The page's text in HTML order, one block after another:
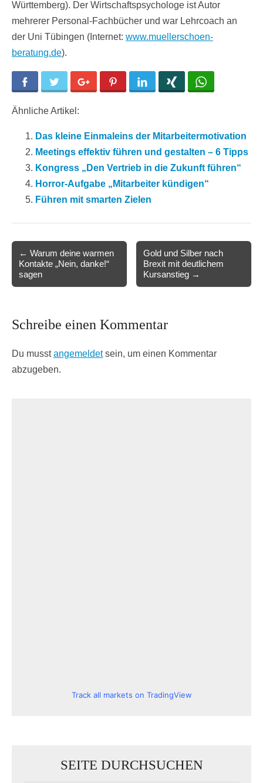
Württemberg). Der Wirtschaftspsychologe ist Autor
mehrerer Personal-Fachbücher und war Lehrcoach an
der Uni Tübingen (Internet: www.muellerschoen-
beratung.de).
Facebook Twitter Google+ Pinterest LinkedIn
Ähnliche Artikel:
Das kleine Einmaleins der Mitarbeitermotivation
Meetings effektiv führen und gestalten – 6 Tipps
Kongress „Den Vertrieb in die Zukunft führen“
Horror-Aufgabe „Mitarbeiter kündigen“
Führen mit smarten Zielen
Post
navigation
← Warum deine warmen
Kontakte „Nein, danke!“
sagen
Gold und Silber nach
Brexit mit deutlichem
Kursanstieg →
Schreibe einen Kommentar
Du musstangemeldetsein, um einen Kommentar
abzugeben.
Track all markets on TradingView
SEITE DURCHSUCHEN